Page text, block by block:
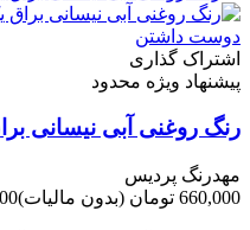
دوست داشتن
اشتراک گذاری
پیشنهاد ویژه محدود
رنگ روغنی آبی نیسانی
مهدرنگ پردیس
660,000 تومان
(بدون مالیات)